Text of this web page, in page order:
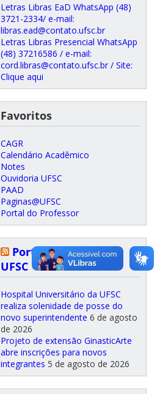
Letras Libras EaD WhatsApp (48)
3721-2334/ e-mail:
libras.ead@contato.ufsc.br
Letras Libras Presencial WhatsApp
(48) 37216586 / e-mail:
cord.libras@contato.ufsc.br / Site:
Clique aqui
Favoritos
CAGR
Calendário Acadêmico
Notes
Ouvidoria UFSC
PAAD
Paginas@UFSC
Portal do Professor
Portal de Notícias
UFSC
Hospital Universitário da UFSC
realiza solenidade de posse do
novo superintendente 6 de agosto
de 2026
Projeto de extensão GinasticArte
abre inscrições para novos
integrantes 5 de agosto de 2026